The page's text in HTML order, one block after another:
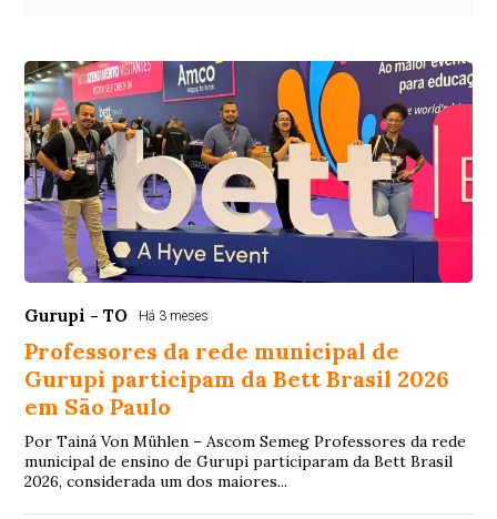
Gurupi - TO Há 3 meses
Professores da rede municipal de
Gurupi participam da Bett Brasil 2026
em São Paulo
Por Tainá Von Mühlen – Ascom Semeg Professores da rede
municipal de ensino de Gurupi participaram da Bett Brasil
2026, considerada um dos maiores...